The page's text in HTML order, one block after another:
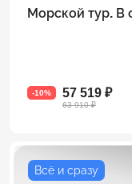
Морской тур. В
-10% 57 519 ₽
63 910 ₽
Всё и сразу